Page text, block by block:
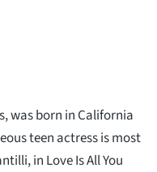
was born in California
teen actress is most
in Love Is All You